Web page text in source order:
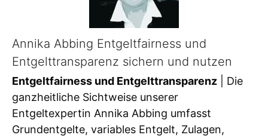
Annika Abbing Entgeltfairness und
Entgelttransparenz sichern und nutzen
Entgeltfairness und Entgelttransparenz | Die
ganzheitliche Sichtweise unserer
Entgeltexpertin Annika Abbing umfasst
Grundentgelte, variables Entgelt, Zulagen,